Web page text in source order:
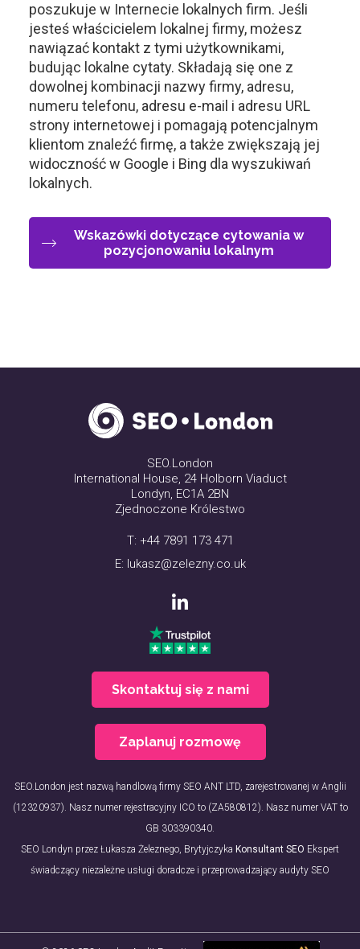
poszukuje w Internecie lokalnych firm. Jeśli
jesteś właścicielem lokalnej firmy, możesz
nawiązać kontakt z tymi użytkownikami,
budując lokalne cytaty. Składają się one z
dowolnej kombinacji nazwy firmy, adresu,
numeru telefonu, adresu e-mail i adresu URL
strony internetowej i pomagają potencjalnym
klientom znaleźć firmę, a także zwiększają jej
widoczność w Google i Bing dla wyszukiwań
lokalnych.
Wskazówki dotyczące cytowania w
pozycjonowaniu lokalnym
SEO.London
International House, 24 Holborn Viaduct
Londyn, EC1A 2BN
Zjednoczone Królestwo
T: +44 7891 173 471
E: lukasz@zelezny.co.uk
Skontaktuj się z nami
Zaplanuj rozmowę
SEO.London jest nazwą handlową firmy SEO ANT LTD, zarejestrowanej w Anglii
(12320937). Nasz numer rejestracyjny ICO to (ZA580812). Nasz numer VAT to
GB 303390340.
SEO Londyn przez Łukasza Żeleznego, Brytyjczyka Konsultant SEO Ekspert
świadczący niezależne usługi doradcze i przeprowadzający audyty SEO